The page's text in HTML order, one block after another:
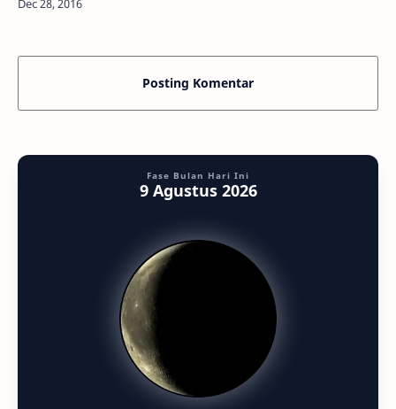
yang terjadi tahun ini, dan tentu yang pali…
Posting Komentar
Fase Bulan Hari Ini
9 Agustus 2026